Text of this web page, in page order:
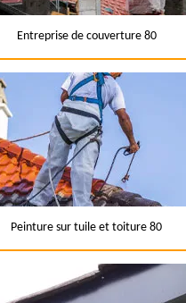
Entreprise de couverture 80
Peinture sur tuile et toiture 80